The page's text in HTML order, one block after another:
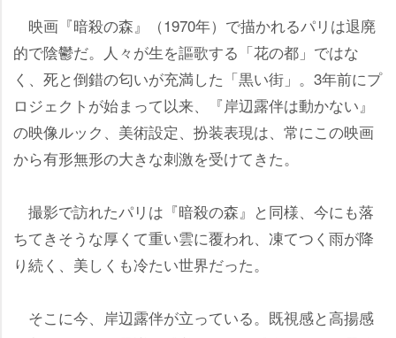
映画『暗殺の森』（1970年）で描かれるパリは退廃
的で陰鬱だ。人々が生を謳歌する「花の都」ではな
く、死と倒錯の匂いが充満した「黒い街」。3年前にプ
ロジェクトが始まって以来、『岸辺露伴は動かない』
の映像ルック、美術設定、扮装表現は、常にこの映画
から有形無形の大きな刺激を受けてきた。
撮影で訪れたパリは『暗殺の森』と同様、今にも落
ちてきそうな厚くて重い雲に覆われ、凍てつく雨が降
り続く、美しくも冷たい世界だった。
そこに今、岸辺露伴が立っている。既視感と高揚感